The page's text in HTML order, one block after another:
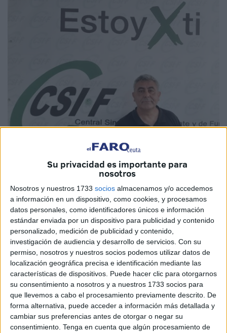
Su privacidad es importante para
nosotros
Nosotros y nuestros 1733 socios almacenamos y/o accedemos
a información en un dispositivo, como cookies, y procesamos
datos personales, como identificadores únicos e información
estándar enviada por un dispositivo para publicidad y contenido
personalizado, medición de publicidad y contenido,
investigación de audiencia y desarrollo de servicios. Con su
permiso, nosotros y nuestros socios podemos utilizar datos de
localización geográfica precisa e identificación mediante las
características de dispositivos. Puede hacer clic para otorgarnos
su consentimiento a nosotros y a nuestros 1733 socios para
que llevemos a cabo el procesamiento previamente descrito. De
forma alternativa, puede acceder a información más detallada y
cambiar sus preferencias antes de otorgar o negar su
consentimiento. Tenga en cuenta que algún procesamiento de
Imagen cedida
La Central Sindical Independiente y deFuncionarios de
Ceuta, sindicato más representativo de las
Administraciones Públicas y con presencia creciente en el
sector privado, ha celebrado este miércoles el Congreso
deCSIFdel Sector de Administración General del Estado
(AGE) en la Ciudad Autónoma de Ceuta, que ha tenido
como resultado la elección deJosé María Tapia
Zamoranocomo presidente del sector de la
Administración del Estado dentro delsindicatolocal.